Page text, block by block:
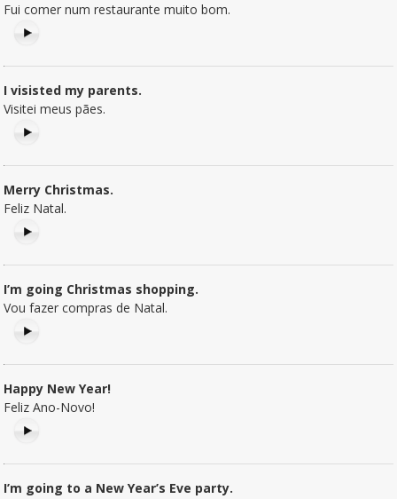
Fui comer num restaurante muito bom.
I visisted my parents.
Visitei meus pães.
Merry Christmas.
Feliz Natal.
I’m going Christmas shopping.
Vou fazer compras de Natal.
Happy New Year!
Feliz Ano-Novo!
I’m going to a New Year’s Eve party.